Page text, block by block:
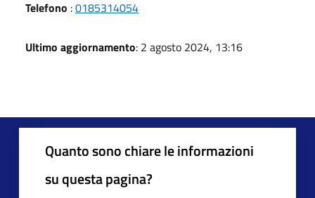
Telefono :0185314054
Ultimo aggiornamento: 2 agosto 2024, 13:16
Quanto sono chiare le informazioni
su questa pagina?